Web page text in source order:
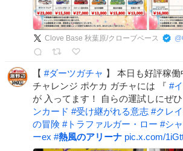
Clove Base 秋葉原/クローブベース @
【 #ダーツガチャ 】 本日も好評稼
チャレンジ ポケカ ガチャには 『 #
が 入ってます！ 自らの運試しにぜ
ンカード #受け継がれる意志 #クレ
の冒険 #トラファルガー・ロー #シ
ーex #熱風のアリーナ pic.x.com/